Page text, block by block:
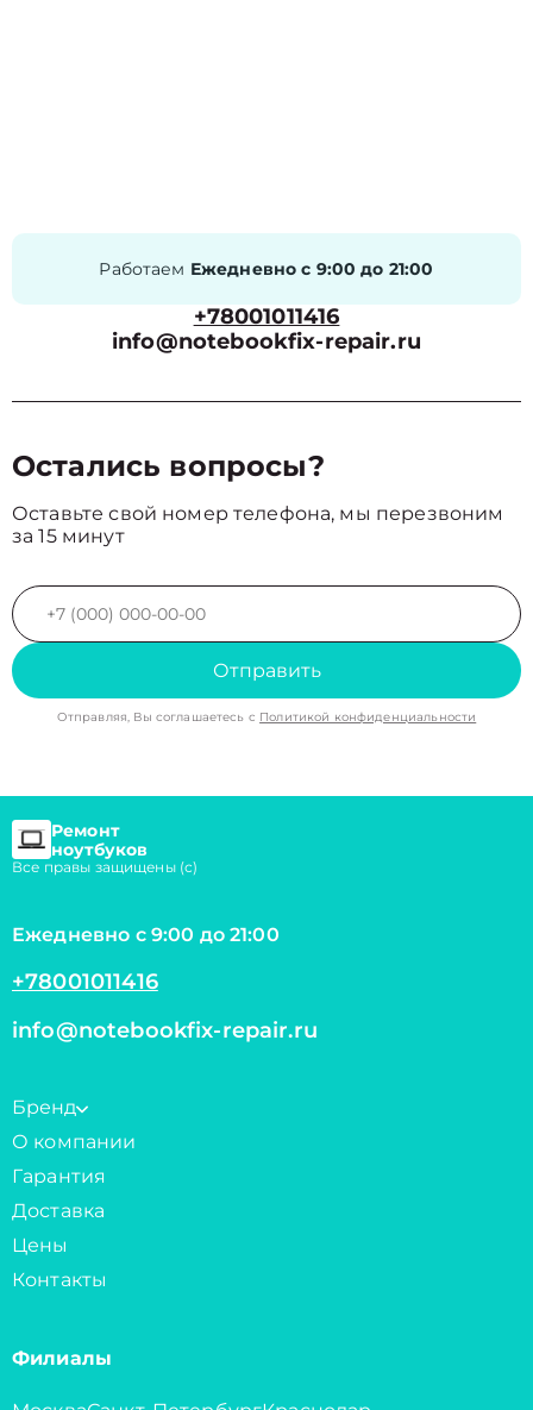
Работаем Ежедневно с 9:00 до 21:00
+78001011416
info@notebookfix-repair.ru
Остались вопросы?
Оставьте свой номер телефона, мы перезвоним
за 15 минут
Отправить
Отправляя, Вы соглашаетесь с Политикой конфиденциальности
Ремонт
ноутбуков
Все правы защищены (с)
Ежедневно с 9:00 до 21:00
+78001011416
info@notebookfix-repair.ru
Бренд
О компании
Гарантия
Доставка
Цены
Контакты
Филиалы